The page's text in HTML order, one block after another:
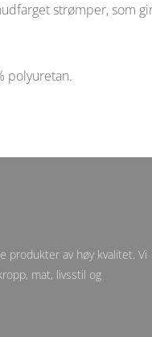
strømper, som
polyuretan.
produkter av høy kvalitet. Vi
mat, livsstil og